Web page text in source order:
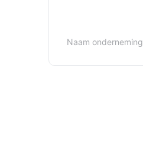
Naam onderneming